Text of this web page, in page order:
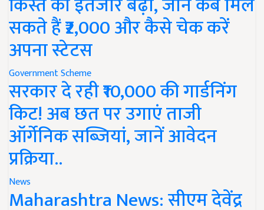
सकते हैं ₹2,000 और कैसे चेक करें
अपना स्टेटस
Government Scheme
सरकार दे रही ₹10,000 की गार्डनिंग
किट! अब छत पर उगाएं ताजी
ऑर्गेनिक सब्जियां, जानें आवेदन
प्रक्रिया..
News
Maharashtra News: सीएम देवेंद्र